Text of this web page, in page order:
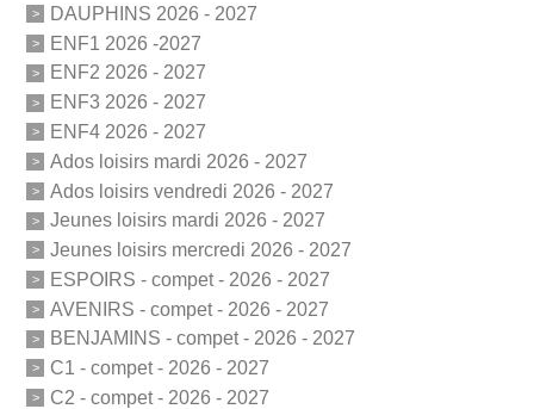
DAUPHINS 2026 - 2027
ENF1 2026 -2027
ENF2 2026 - 2027
ENF3 2026 - 2027
ENF4 2026 - 2027
Ados loisirs mardi 2026 - 2027
Ados loisirs vendredi 2026 - 2027
Jeunes loisirs mardi 2026 - 2027
Jeunes loisirs mercredi 2026 - 2027
ESPOIRS - compet - 2026 - 2027
AVENIRS - compet - 2026 - 2027
BENJAMINS - compet - 2026 - 2027
C1 - compet - 2026 - 2027
C2 - compet - 2026 - 2027